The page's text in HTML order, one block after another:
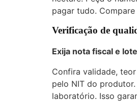
pagar tudo.
Verificação de
Exija nota fiscal e lote
Confira validade,
pelo NIT do
laboratório. Isso